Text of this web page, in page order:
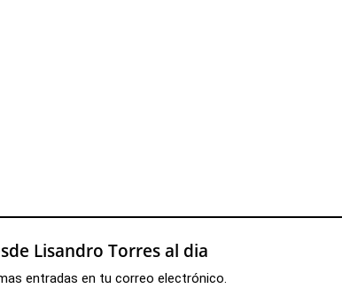
Lisandro Torres al dia
entradas en tu correo electrónico.